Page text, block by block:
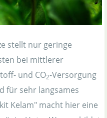
stellt nur geringe
bei mittlerer
und CO2-Versorgung
für sehr langsames
Kelam" macht hier eine